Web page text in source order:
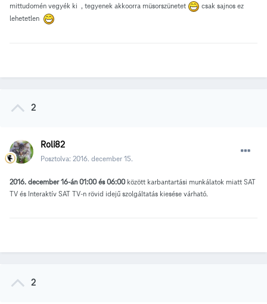
mittudomén vegyék ki , tegyenek akkoorra müsorszünetet
csak sajnos ez
lehetetlen
2
Roli82
Posztolva: 2016. december 15.
2016. december 16-án 01:00 és 06:00 között karbantartási munkálatok miatt SAT
TV és Interaktív SAT TV-n rövid idejű szolgáltatás kiesése várható.
2